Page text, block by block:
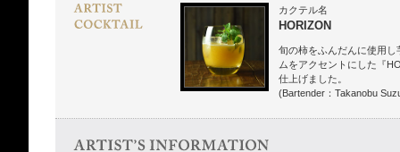
カクテル名
HORIZON
旬の柿をふんだんに使用
ムをアクセントにした『
仕上げました。
(Bartender：Takanobu